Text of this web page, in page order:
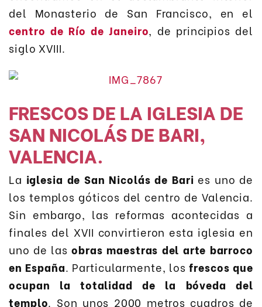
del Monasterio de San Francisco, en el
centro de Río de Janeiro, de principios del
siglo XVIII.
FRESCOS DE LA IGLESIA DE
SAN NICOLÁS DE BARI,
VALENCIA.
La iglesia de San Nicolás de Bari es uno de
los templos góticos del centro de Valencia.
Sin embargo, las reformas acontecidas a
finales del XVII convirtieron esta iglesia en
uno de lasobras maestras del arte barroco
en España. Particularmente, losfrescos que
ocupan la totalidad de la bóveda del
templo. Son unos 2000 metros cuadros de